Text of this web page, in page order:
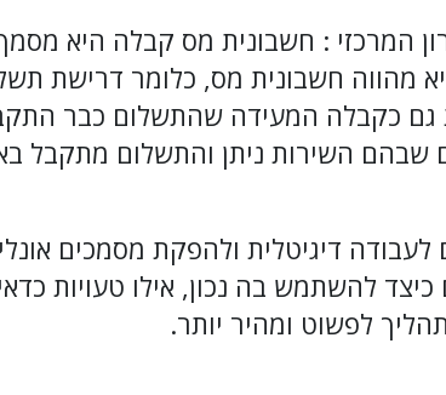
המרכזי : חשבונית מס קבלה היא
מהווה חשבונית מס, כלומר דרישת
כקבלה המעידה שהתשלום כבר
השירות ניתן והתשלום מתקבל
לעבודה דיגיטלית ולהפקת מסמכים
להשתמש בה נכון, אילו טעויות
לפשוט ומהיר יותר.